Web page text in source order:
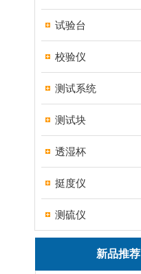
试验台
校验仪
测试系统
测试块
透湿杯
挺度仪
测硫仪
新品推荐